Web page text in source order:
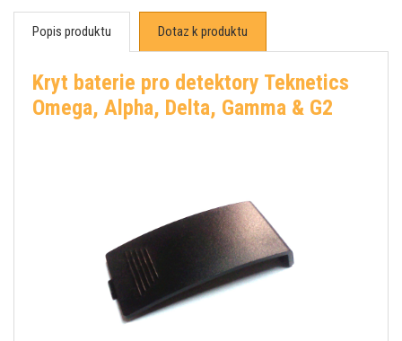
Popis produktu Dotaz k produktu
Kryt baterie pro detektory Teknetics
Omega, Alpha, Delta, Gamma & G2